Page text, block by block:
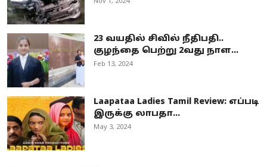
23 வயதில் சிவில் நீதிபதி..
குழந்தை பெற்று 2வது நாள...
Feb 13, 2024
Laapataa Ladies Tamil Review: எப்படி
இருக்கு லாபதா...
May 3, 2024